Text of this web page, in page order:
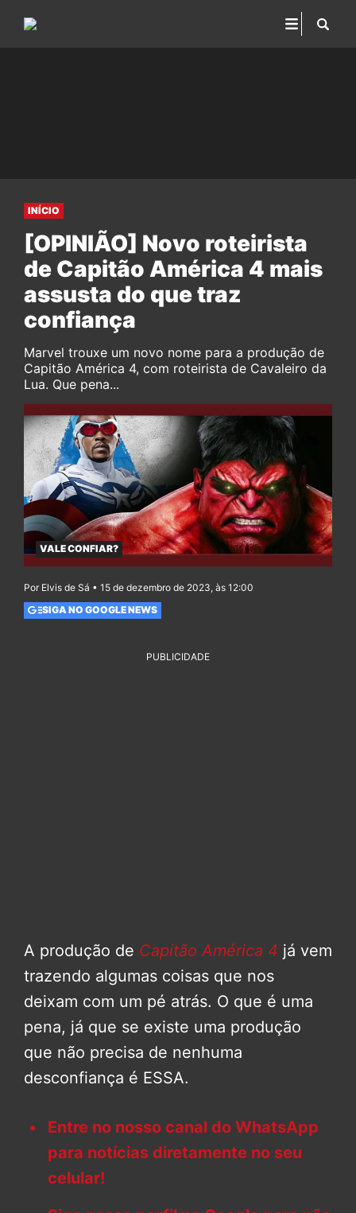
INÍCIO
[OPINIÃO] Novo roteirista
de Capitão América 4 mais
assusta do que traz
confiança
Marvel trouxe um novo nome para a produção de
Capitão América 4, com roteirista de Cavaleiro da
Lua. Que pena...
VALE CONFIAR?
Por Elvis de Sá • 15 de dezembro de 2023, às 12:00
SIGA NO GOOGLE NEWS
PUBLICIDADE
A produção de Capitão América 4 já vem
trazendo algumas coisas que nos
deixam com um pé atrás. O que é uma
pena, já que se existe uma produção
que não precisa de nenhuma
desconfiança é ESSA.
Entre no nosso canal do WhatsApp
para notícias diretamente no seu
celular!